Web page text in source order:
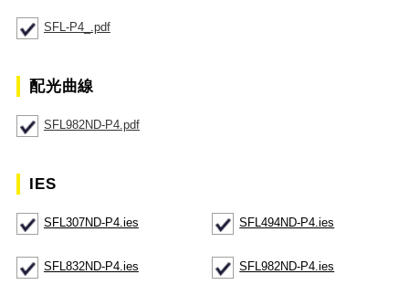
SFL-P4_.pdf
配光曲線
SFL982ND-P4.pdf
IES
SFL307ND-P4.ies SFL494ND-P4.ies
SFL832ND-P4.ies SFL982ND-P4.ies